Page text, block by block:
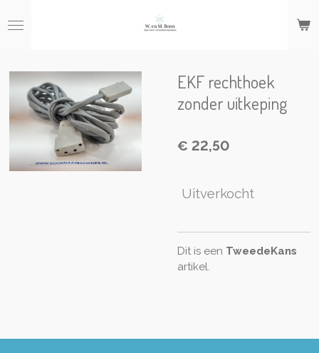
direct
hoofdinhoud
EKF rechthoek
zonder uitkeping
€ 22,50
Uitverkocht
Dit is een TweedeKans
artikel.